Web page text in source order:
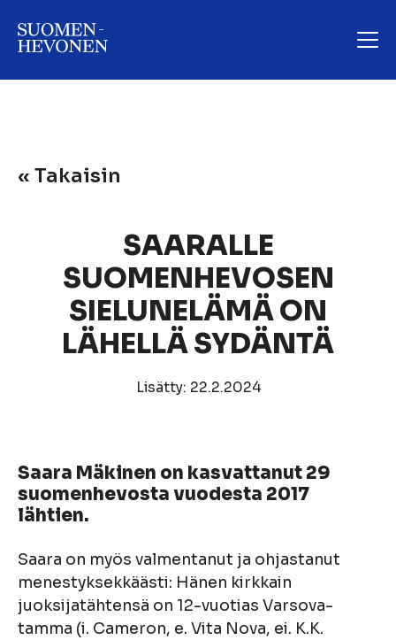
« Takaisin
SAARALLE
SUOMENHEVOSEN
SIELUNELÄMÄ ON
LÄHELLÄ SYDÄNTÄ
Lisätty: 22.2.2024
Saara Mäkinen on kasvattanut 29
suomenhevosta vuodesta 2017
lähtien.
Saara on myös valmentanut ja ohjastanut
menestyksekkäästi: Hänen kirkkain
juoksijatähtensä on 12-vuotias Varsova-
tamma (i. Cameron, e. Vita Nova, ei. K.K.